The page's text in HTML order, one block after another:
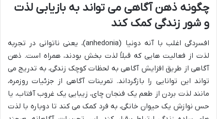
چگونه ذهن آگاهی می تواند به بازیابی لذت
و شور زندگی کمک کند
افسردگی اغلب با آنه دونیا (anhedonia)، یعنی ناتوانی در تجربه
لذت از فعالیت هایی که قبلاً لذت بخش بودند، همراه است. ذهن
آگاهی از طریق افزایش آگاهی به لحظات کوچک زندگی، به تدریج می
تواند این توانایی را بازگرداند. تمرینات آگاهی از جزئیات روزمره،
مانند لذت بردن از طعم یک فنجان چای، زیبایی یک غروب آفتاب، یا
حس نوازش یک حیوان خانگی، به فرد کمک می کند تا دوباره با لذت